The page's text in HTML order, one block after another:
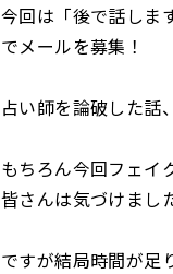
今回は「後で話しま
でメールを募集！
占い師を論破した
もちろん今回フェイ
皆さんは気づけまし
ですが結局時間が足